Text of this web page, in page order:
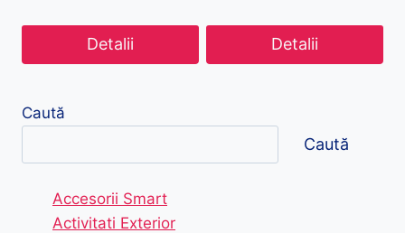
Detalii Detalii
Caută
Caută
Accesorii Smart
Activitati Exterior